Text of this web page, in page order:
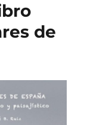
de